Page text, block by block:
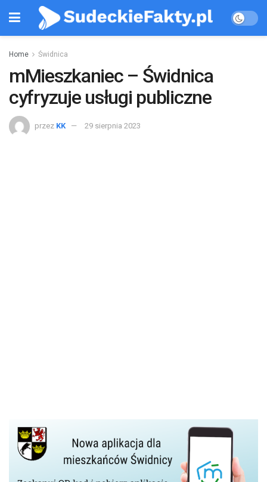
Home Świdnica
mMieszkaniec – Świdnica
cyfryzuje usługi publiczne
przez KK 29 sierpnia 2023